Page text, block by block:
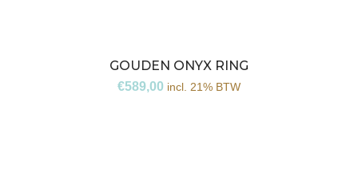
GOUDEN ONYX RING
€589,00 incl. 21% BTW